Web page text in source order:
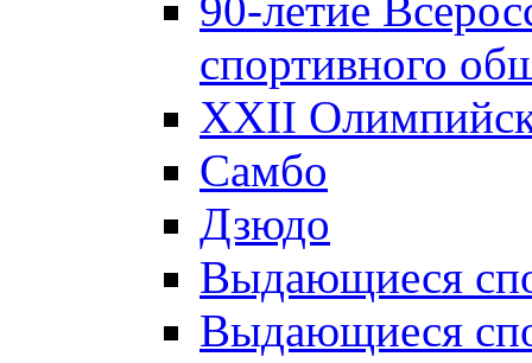
спортивного
XXII
Самбо
Дзюдо
Выдающиеся
Выдающиеся